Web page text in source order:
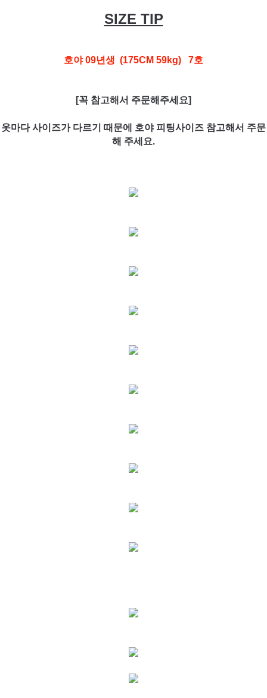
SIZE TIP
호야 09년생 (175CM 59kg) 7호
[꼭 참고해서 주문해주세요]
옷마다 사이즈가 다르기 때문에 호야 피팅사이즈 참고해서 주문
해 주세요.